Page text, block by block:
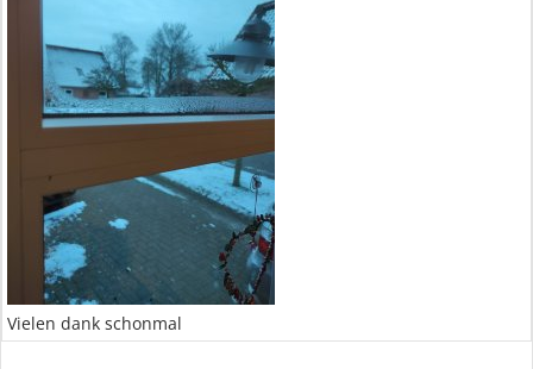
Vielen dank schonmal